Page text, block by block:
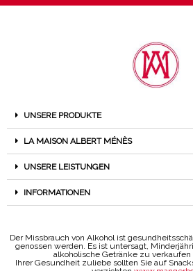
UNSERE PRODUKTE
LA MAISON ALBERT MÉNÈS
UNSERE LEISTUNGEN
INFORMATIONEN
Der Missbrauch von Alkohol ist
genossen werden. Es ist untersagt,
alkoholische Getränke zu
Ihrer Gesundheit zuliebe sollten Sie auf